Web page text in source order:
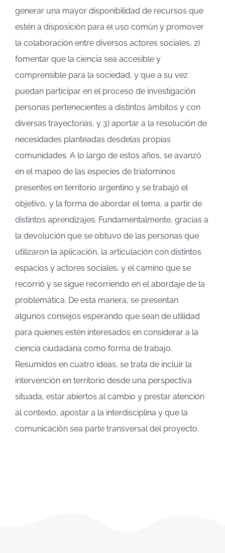
generar una mayor disponibilidad de recursos que
estén a disposición para el uso común y promover
la colaboración entre diversos actores sociales, 2)
fomentar que la ciencia sea accesible y
comprensible para la sociedad, y que a su vez
puedan participar en el proceso de investigación
personas pertenecientes a distintos ámbitos y con
diversas trayectorias, y 3) aportar a la resolución de
necesidades planteadas desdelas propias
comunidades. A lo largo de estos años, se avanzó
en el mapeo de las especies de triatominos
presentes en territorio argentino y se trabajó el
objetivo, y la forma de abordar el tema, a partir de
distintos aprendizajes. Fundamentalmente, gracias a
la devolución que se obtuvo de las personas que
utilizaron la aplicación, la articulación con distintos
espacios y actores sociales, y el camino que se
recorrió y se sigue recorriendo en el abordaje de la
problemática. De esta manera, se presentan
algunos consejos esperando que sean de utilidad
para quienes estén interesados en considerar a la
ciencia ciudadana como forma de trabajo.
Resumidos en cuatro ideas, se trata de incluir la
intervención en territorio desde una perspectiva
situada, estar abiertos al cambio y prestar atención
al contexto, apostar a la interdisciplina y que la
comunicación sea parte transversal del proyecto.